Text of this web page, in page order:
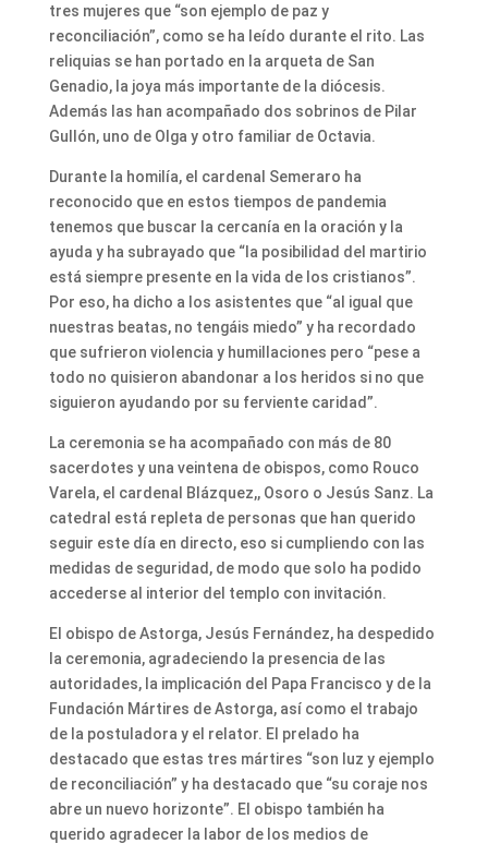
tres mujeres que “son ejemplo de paz y
reconciliación”, como se ha leído durante el rito. Las
reliquias se han portado en la arqueta de San
Genadio, la joya más importante de la diócesis.
Además las han acompañado dos sobrinos de Pilar
Gullón, uno de Olga y otro familiar de Octavia.
Durante la homilía, el cardenal Semeraro ha
reconocido que en estos tiempos de pandemia
tenemos que buscar la cercanía en la oración y la
ayuda y ha subrayado que “la posibilidad del martirio
está siempre presente en la vida de los cristianos”.
Por eso, ha dicho a los asistentes que “al igual que
nuestras beatas, no tengáis miedo” y ha recordado
que sufrieron violencia y humillaciones pero “pese a
todo no quisieron abandonar a los heridos si no que
siguieron ayudando por su ferviente caridad”.
La ceremonia se ha acompañado con más de 80
sacerdotes y una veintena de obispos, como Rouco
Varela, el cardenal Blázquez,, Osoro o Jesús Sanz. La
catedral está repleta de personas que han querido
seguir este día en directo, eso si cumpliendo con las
medidas de seguridad, de modo que solo ha podido
accederse al interior del templo con invitación.
El obispo de Astorga, Jesús Fernández, ha despedido
la ceremonia, agradeciendo la presencia de las
autoridades, la implicación del Papa Francisco y de la
Fundación Mártires de Astorga, así como el trabajo
de la postuladora y el relator. El prelado ha
destacado que estas tres mártires “son luz y ejemplo
de reconciliación” y ha destacado que “su coraje nos
abre un nuevo horizonte”. El obispo también ha
querido agradecer la labor de los medios de